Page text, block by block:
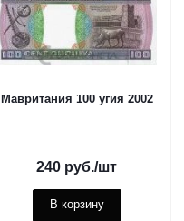
Мавритания 100 угия 2002
240 руб./шт
В корзину